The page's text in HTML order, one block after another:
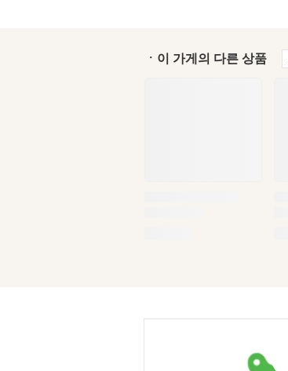
ㆍ이 가게의 다른 상품